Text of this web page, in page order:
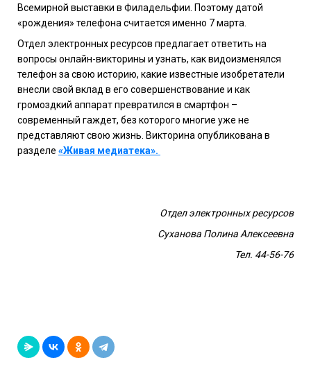
Всемирной выставки в Филадельфии. Поэтому датой
«рождения» телефона считается именно 7 марта.
Отдел электронных ресурсов предлагает ответить на
вопросы онлайн-викторины и узнать, как видоизменялся
телефон за свою историю, какие известные изобретатели
внесли cвой вклад в его совершенствование и как
громоздкий аппарат превратился в смартфон –
современный гаждет, без которого многие уже не
представляют свою жизнь. Викторина опубликована в
разделе «Живая медиатека».
Отдел электронных ресурсов
Суханова Полина Алексеевна
Тел. 44-56-76